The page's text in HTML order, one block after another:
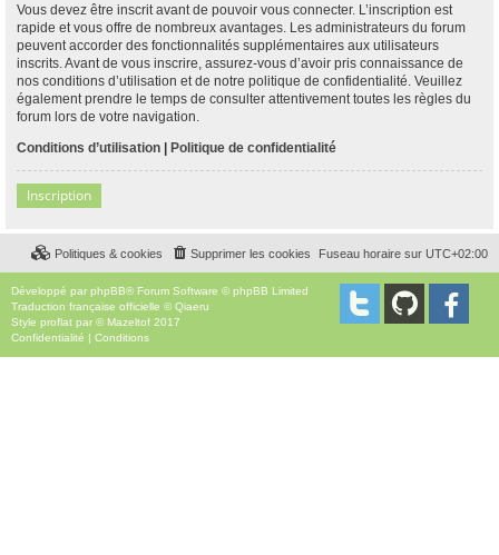
Vous devez être inscrit avant de pouvoir vous connecter. L’inscription est
rapide et vous offre de nombreux avantages. Les administrateurs du forum
peuvent accorder des fonctionnalités supplémentaires aux utilisateurs
inscrits. Avant de vous inscrire, assurez-vous d’avoir pris connaissance de
nos conditions d’utilisation et de notre politique de confidentialité. Veuillez
également prendre le temps de consulter attentivement toutes les règles du
forum lors de votre navigation.
Conditions d’utilisation | Politique de confidentialité
Inscription
Fuseau horaire sur UTC+02:00
Supprimer les cookies
Politiques & cookies
Développé par phpBB® Forum Software © phpBB Limited
Traduction française officielle ©Qiaeru
Style proflat par © Mazeltof 2017
Confidentialité | Conditions